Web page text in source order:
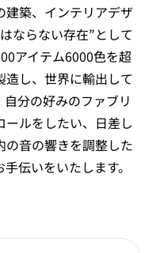
建築、インテリアデザ
ならない存在”として
アイテム6000色を超
し、世界に輸出して
分の好みのファブリ
ールをしたい、日差し
の音の響きを調整した
伝いをいたします。